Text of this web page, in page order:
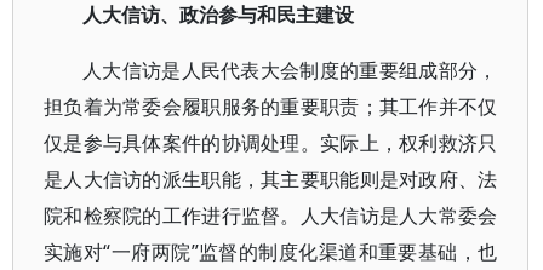
人大信访、政治参与和民主建设
人大信访是人民代表大会制度的重要组成部分，
担负着为常委会履职服务的重要职责；其工作并不仅
仅是参与具体案件的协调处理。实际上，权利救济只
是人大信访的派生职能，其主要职能则是对政府、法
院和检察院的工作进行监督。人大信访是人大常委会
实施对“一府两院”监督的制度化渠道和重要基础，也